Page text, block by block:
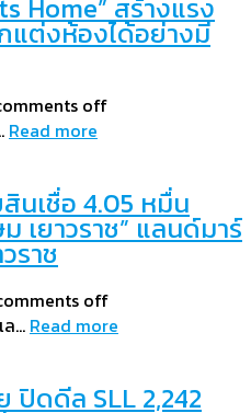
Home” สร้างแรง
แต่งห้องได้อย่างมี
off
Read more
นเชื่อ 4.05 หมื่น
เยาวราช” แลนด์มาร์
ราช
off
ล… Read more
ปิดดีล SLL 2,242